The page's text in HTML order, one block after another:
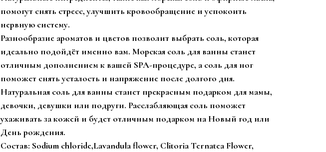
помогут снять стресс, улучшить кровообращение и успокоить
нервную систему.
Разнообразие ароматов и цветов позволит выбрать соль, которая
идеально подойдёт именно вам. Морская соль для ванны станет
отличным дополнением к вашей SPA-процедуре, а соль для ног
поможет снять усталость и напряжение после долгого дня.
Натуральная соль для ванны станет прекрасным подарком для мамы,
девочки, девушки или подруги. Расслабляющая соль поможет
ухаживать за кожей и будет отличным подарком на Новый год или
День рождения.
Состав: Sodium chloride,Lavandula flower, Clitoria Ternatea Flower,